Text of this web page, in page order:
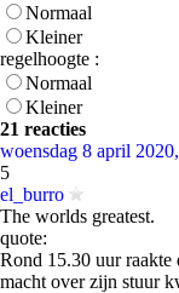
Normaal
Kleiner
regelhoogte :
Normaal
Kleiner
21 reacties
woensdag 8 april
5
el_burro
The worlds greatest.
quote:
Rond 15.30 uur raakte
macht over zijn stuur